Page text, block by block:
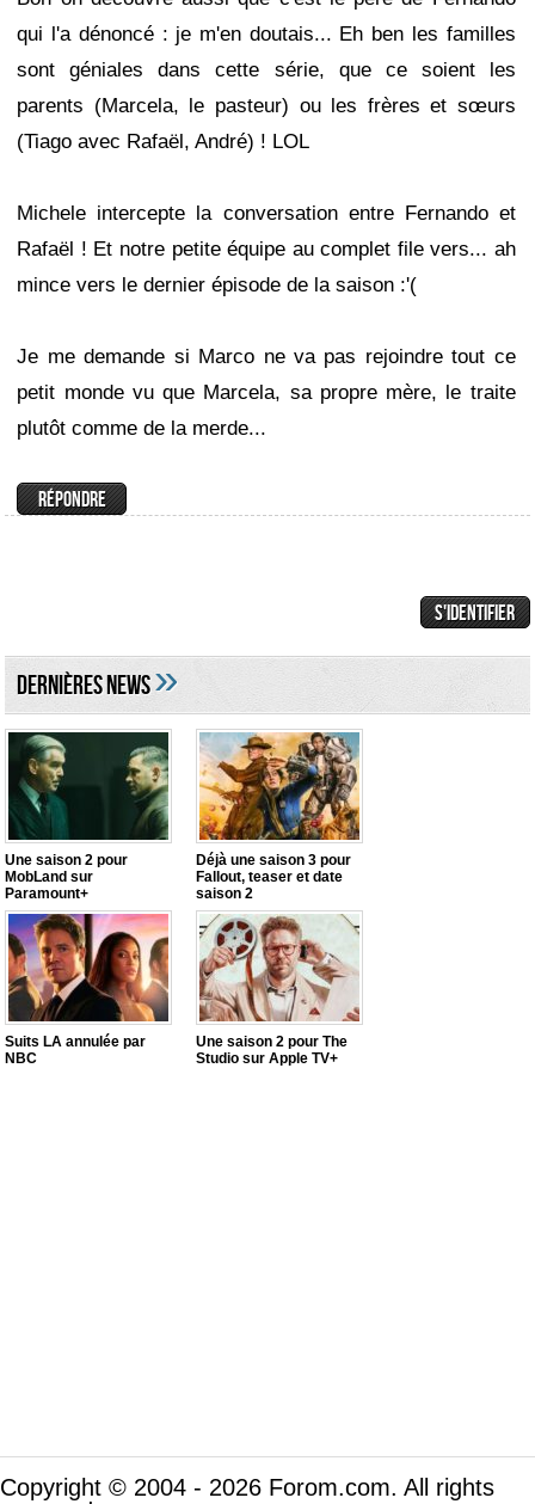
qui l'a dénoncé : je m'en doutais... Eh ben les familles
sont géniales dans cette série, que ce soient les
parents (Marcela, le pasteur) ou les frères et sœurs
(Tiago avec Rafaël, André) ! LOL
Michele intercepte la conversation entre Fernando et
Rafaël ! Et notre petite équipe au complet file vers... ah
mince vers le dernier épisode de la saison :'(
Je me demande si Marco ne va pas rejoindre tout ce
petit monde vu que Marcela, sa propre mère, le traite
plutôt comme de la merde...
DERNIÈRES NEWS»
Une saison 2 pour
MobLand sur
Paramount+
Déjà une saison 3 pour
Fallout, teaser et date
saison 2
Suits LA annulée par
NBC
Une saison 2 pour The
Studio sur Apple TV+
Copyright © 2004 - 2026 Forom.com. All rights